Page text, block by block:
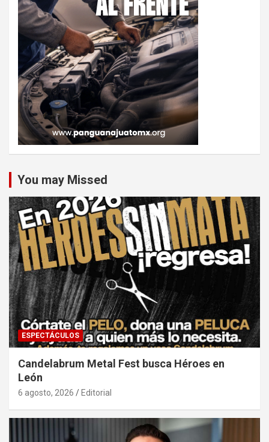
You may Missed
ESPECTÁCULOS
Candelabrum Metal Fest busca Héroes en
León
6 agosto, 2026 Editorial